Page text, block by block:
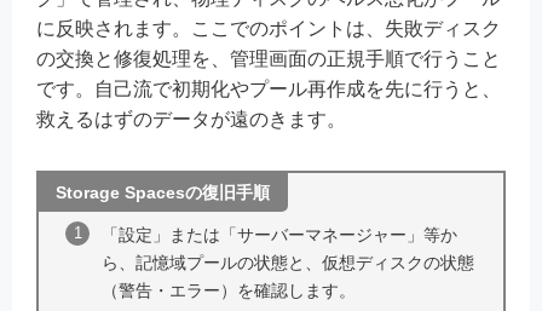
に反映されます。ここでのポイントは、失敗ディスク
の交換と修復処理を、管理画面の正規手順で行うこと
です。自己流で初期化やプール再作成を先に行うと、
救えるはずのデータが遠のきます。
Storage Spacesの復旧手順
「設定」または「サーバーマネージャー」等か
ら、記憶域プールの状態と、仮想ディスクの状態
（警告・エラー）を確認します。